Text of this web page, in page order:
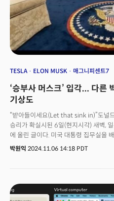
TESLA ELON MUSK 매그니피센트7
‘승부사 머스크’ 입각... 다른
기상도
“받아들이세요(Let that sink in)”도널
승리가 확실시된 6일(현지시각) 새벽,
에 올린 글이다. 미국 대통령 집무실을
웃고 있는 본인의 이미지와 함께였다.
달라”고 설득하기 위해 사용하기 때
인수를 확정하며 세면대를 들고 트위터
박원익 2024.11.06 14:18 PDT